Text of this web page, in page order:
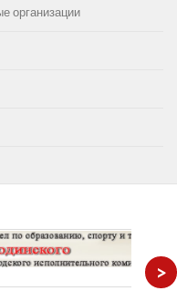
организации
>